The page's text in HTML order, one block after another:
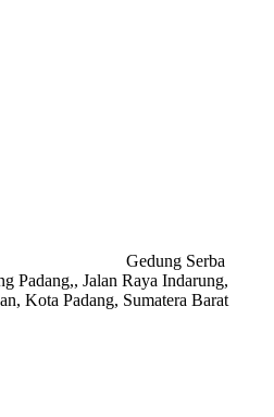
Gedung Serba
Padang,, Jalan Raya Indarung,
Kota Padang, Sumatera Barat